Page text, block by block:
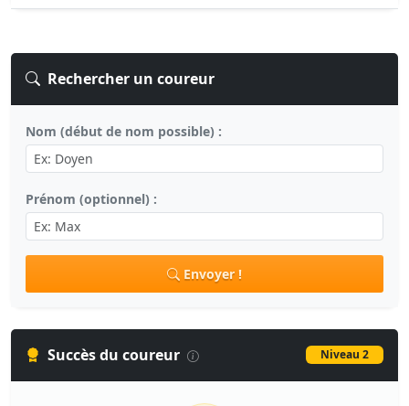
Rechercher un coureur
Nom (début de nom possible) :
Prénom (optionnel) :
Envoyer !
Succès du coureur Niveau 2